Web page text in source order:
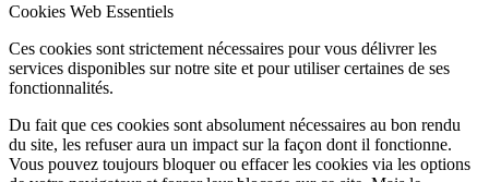
Cookies Web Essentiels
Ces cookies sont strictement nécessaires pour vous délivrer les
services disponibles sur notre site et pour utiliser certaines de ses
fonctionnalités.
Du fait que ces cookies sont absolument nécessaires au bon rendu
du site, les refuser aura un impact sur la façon dont il fonctionne.
Vous pouvez toujours bloquer ou effacer les cookies via les options